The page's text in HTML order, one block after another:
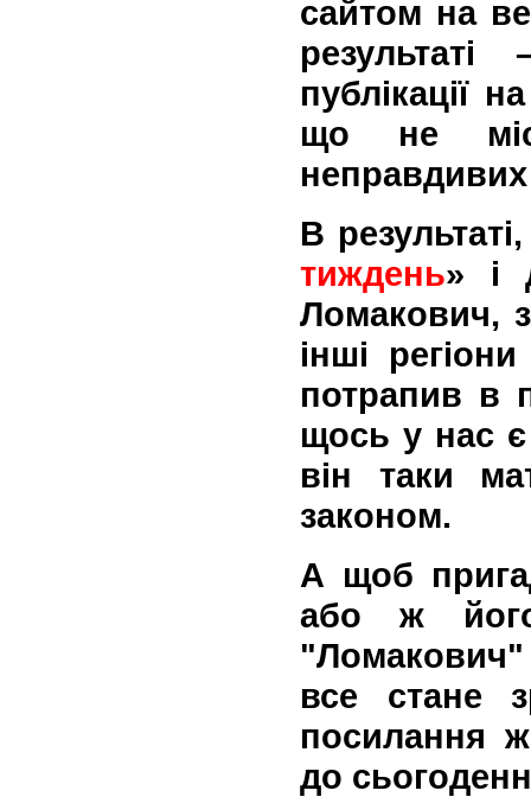
сайтом на
публікації
що не
В
тиждень» і
Ломакович,
інші
потрапив в
щось у нас є
він таки
законом.
А щоб
або ж
все стане
посилання
до